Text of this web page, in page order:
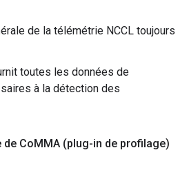
de la télémétrie NCCL toujours
toutes les données de
à la détection des
de CoMMA (plug-in de profilage)